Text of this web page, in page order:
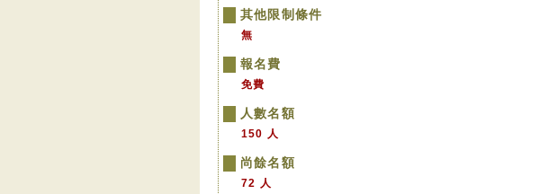
其他限制條件
無
報名費
免費
人數名額
150 人
尚餘名額
72 人